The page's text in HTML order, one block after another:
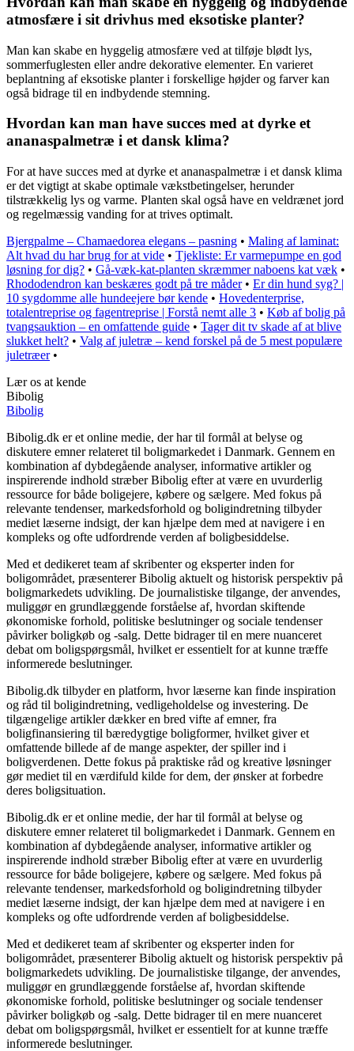
atmosfære i sit drivhus med eksotiske planter?
Man kan skabe en hyggelig atmosfære ved at tilføje blødt lys,
sommerfuglesten eller andre dekorative elementer. En varieret
beplantning af eksotiske planter i forskellige højder og farver kan
også bidrage til en indbydende stemning.
Hvordan kan man have succes med at dyrke et
ananaspalmetræ i et dansk klima?
For at have succes med at dyrke et ananaspalmetræ i et dansk klima
er det vigtigt at skabe optimale vækstbetingelser, herunder
tilstrækkelig lys og varme. Planten skal også have en veldrænet jord
og regelmæssig vanding for at trives optimalt.
Bjergpalme – Chamaedorea elegans – pasning • Maling af laminat:
Alt hvad du har brug for at vide • Tjekliste: Er varmepumpe en god
løsning for dig? • Gå-væk-kat-planten skræmmer naboens kat væk •
Rhododendron kan beskæres godt på tre måder• Er din hund syg? |
10 sygdomme alle hundeejere bør kende • Hovedenterprise,
totalentreprise og fagentreprise | Forstå nemt alle 3 • Køb af bolig på
tvangsauktion – en omfattende guide • Tager dit tv skade af at blive
slukket helt? • Valg af juletræ – kend forskel på de 5 mest populære
juletræer•
Lær os at kende
Bibolig
Bibolig
Bibolig.dk er et online medie, der har til formål at belyse og
diskutere emner relateret til boligmarkedet i Danmark. Gennem en
kombination af dybdegående analyser, informative artikler og
inspirerende indhold stræber Bibolig efter at være en uvurderlig
ressource for både boligejere, købere og sælgere. Med fokus på
relevante tendenser, markedsforhold og boligindretning tilbyder
mediet læserne indsigt, der kan hjælpe dem med at navigere i en
kompleks og ofte udfordrende verden af boligbesiddelse.
Med et dedikeret team af skribenter og eksperter inden for
boligområdet, præsenterer Bibolig aktuelt og historisk perspektiv på
boligmarkedets udvikling. De journalistiske tilgange, der anvendes,
muliggør en grundlæggende forståelse af, hvordan skiftende
økonomiske forhold, politiske beslutninger og sociale tendenser
påvirker boligkøb og -salg. Dette bidrager til en mere nuanceret
debat om boligspørgsmål, hvilket er essentielt for at kunne træffe
informerede beslutninger.
Bibolig.dk tilbyder en platform, hvor læserne kan finde inspiration
og råd til boligindretning, vedligeholdelse og investering. De
tilgængelige artikler dækker en bred vifte af emner, fra
boligfinansiering til bæredygtige boligformer, hvilket giver et
omfattende billede af de mange aspekter, der spiller ind i
boligverdenen. Dette fokus på praktiske råd og kreative løsninger
gør mediet til en værdifuld kilde for dem, der ønsker at forbedre
deres boligsituation.
Bibolig.dk er et online medie, der har til formål at belyse og
diskutere emner relateret til boligmarkedet i Danmark. Gennem en
kombination af dybdegående analyser, informative artikler og
inspirerende indhold stræber Bibolig efter at være en uvurderlig
ressource for både boligejere, købere og sælgere. Med fokus på
relevante tendenser, markedsforhold og boligindretning tilbyder
mediet læserne indsigt, der kan hjælpe dem med at navigere i en
kompleks og ofte udfordrende verden af boligbesiddelse.
Med et dedikeret team af skribenter og eksperter inden for
boligområdet, præsenterer Bibolig aktuelt og historisk perspektiv på
boligmarkedets udvikling. De journalistiske tilgange, der anvendes,
muliggør en grundlæggende forståelse af, hvordan skiftende
økonomiske forhold, politiske beslutninger og sociale tendenser
påvirker boligkøb og -salg. Dette bidrager til en mere nuanceret
debat om boligspørgsmål, hvilket er essentielt for at kunne træffe
informerede beslutninger.